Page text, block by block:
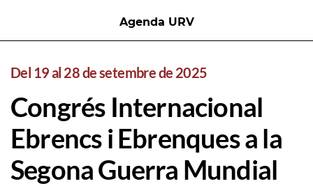
Agenda URV
Del 19 al 28 de setembre de 2025
Congrés Internacional
Ebrencs i Ebrenques a la
Segona Guerra Mundial